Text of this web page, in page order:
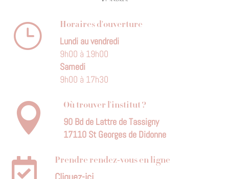
} Horaires d'ouverture
Lundi au vendredi
9h00 à 19h00
Samedi
9h00 à 17h30
 Où trouver l'institut ?
90 Bd de Lattre de Tassigny
17110 St Georges de Didonne
 Prendre rendez-vous en ligne